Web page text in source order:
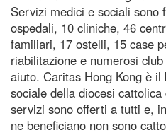
Servizi medici e sociali sono
ospedali, 10 cliniche, 46
familiari, 17 ostelli, 15 case
riabilitazione e numerosi
aiuto. Caritas Hong Kong è
sociale della diocesi
servizi sono offerti a tutti e,
ne beneficiano non sono